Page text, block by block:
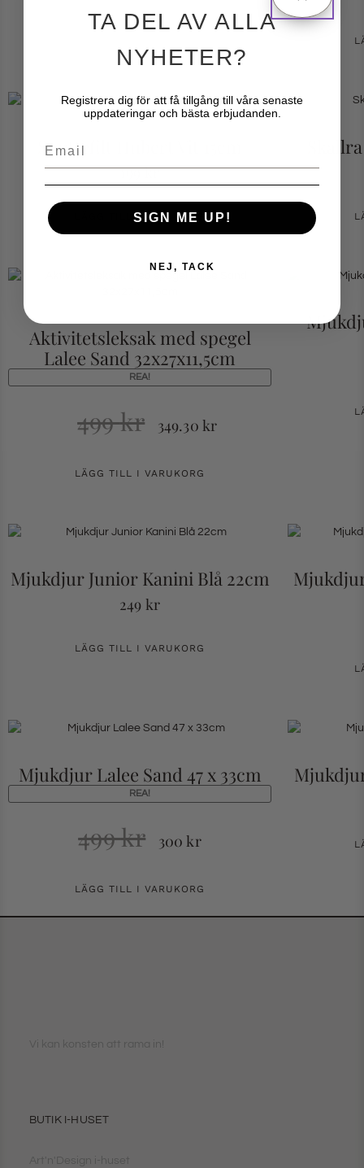
Snuttefilt Hubert Vit 15cm
199kr
LÄGG TILL I VARUKORG
Aktivitetsleksak med spegel
Lalee Sand 32x27x11,5cm
REA!
499kr 349.30kr
LÄGG TILL I VARUKORG
Mjukdjur Junior Kanini Blå 22cm
249 kr
LÄGG TILL I VARUKORG
Mjukdjur Lalee Sand 47 x 33cm
REA!
499kr 300kr
LÄGG TILL I VARUKORG
Vi kan konsten att rama in!
BUTIK I-HUSET
Art'n'Design i-huset
TA DEL AV ALLA
NYHETER?
Registrera dig för att få tillgång till våra senaste
uppdateringar och bästa erbjudanden.
Email
SIGN ME UP!
NEJ, TACK